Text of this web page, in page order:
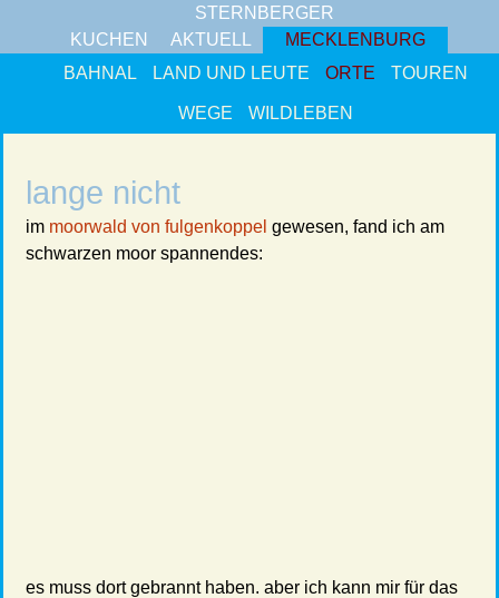
STERNBERGER
KUCHEN
AKTUELL
MECKLENBURG
BAHNAL
LAND UND LEUTE ORTE TOUREN
WEGE WILDLEBEN
lange nicht
im moorwald von fulgenkoppel gewesen, fand ich am
schwarzen moor spannendes:
es muss dort gebrannt haben. aber ich kann mir für das